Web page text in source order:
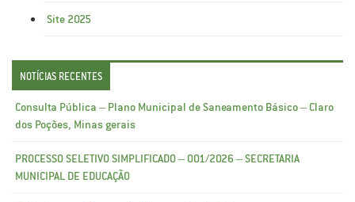
Site 2025
NOTÍCIAS RECENTES
Consulta Pública – Plano Municipal de Saneamento Básico – Claro
dos Poções, Minas gerais
PROCESSO SELETIVO SIMPLIFICADO – 001/2026 – SECRETARIA
MUNICIPAL DE EDUCAÇÃO